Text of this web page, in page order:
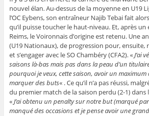
nouvel élan. Au-dessus de la moyenne en U19
l’OC Eybens, son entraîneur Najib Tebai fait
qu’il puisse toucher le haut-niveau. Et, après un
Reims, le Voironnais d’origine est retenu. Une
(U19 Nationaux), de progression pour, ensuite,
et s’engager avec le SO Chambéry (CFA2). «J’ai
saisons là-bas mais pas dans la peau d’un
pourquoi je veux, cette saison, avoir un maximum
marquer des buts« . Ce qu’il n’a pas réussi,
du premier match de la saison perdu (2-1) dans
«J’ai obtenu un penalty sur notre but (marqué par
manqué des occasions et je pense avoir une